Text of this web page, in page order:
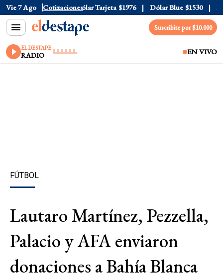
Vie 7 Ago Cotizaciones
Oficial $1520 Dólar Tarjeta $1976 Dólar Blue $1530
Suscribite por $10.000
EL DESTAPE
RADIO EN VIVO
FÚTBOL
Lautaro Martínez, Pezzella,
Palacio y AFA enviaron
donaciones a Bahía Blanca